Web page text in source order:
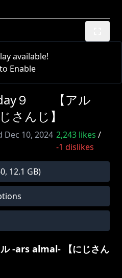
available!
Enable
day９ 【アル
さんじ】
Dec 10, 2024 2,243likes /
-1 dislikes
, 12.1 GB)
-ars almal- 【にじさん